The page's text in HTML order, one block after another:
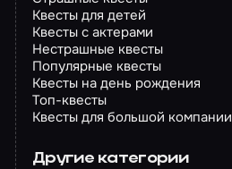
Квесты для детей
Квесты с актерами
Нестрашные квесты
Популярные квесты
Квесты на день рождения
Топ-квесты
Квесты для большой компании
Другие категории